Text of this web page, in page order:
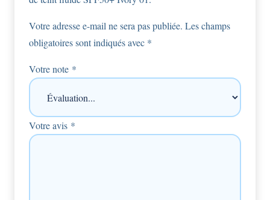
Votre adresse e-mail ne sera pas publiée. Les champs
obligatoires sont indiqués avec *
Votre note *
Votre avis *